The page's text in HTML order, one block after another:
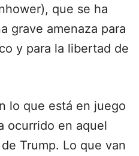
que se ha
grave amenaza para
y para la libertad de
lo que está en juego
ocurrido en aquel
Trump. Lo que van